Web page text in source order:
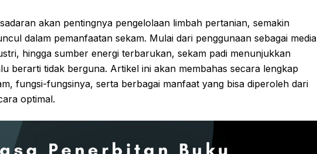
akan pentingnya pengelolaan limbah pertanian, semakin
dalam pemanfaatan sekam. Mulai dari penggunaan sebagai media
hingga sumber energi terbarukan, sekam padi menunjukkan
berarti tidak berguna. Artikel ini akan membahas secara lengkap
fungsi-fungsinya, serta berbagai manfaat yang bisa diperoleh dari
optimal.